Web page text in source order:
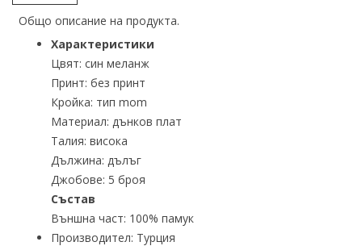
Общо описание на продукта.
Характеристики
Цвят: син меланж
Принт: без принт
Кройка: тип mom
Материал: дънков плат
Талия: висока
Дължина: дълъг
Джобове: 5 броя
Състав
Външна част: 100% памук
Производител: Турция